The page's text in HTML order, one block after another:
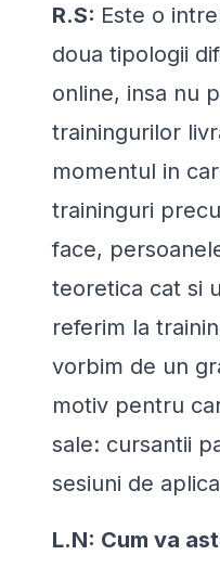
R.S: Este o
doua tipologii
online, insa nu
trainingurilor
momentul in
traininguri
face,
teoretica cat si
referim la
vorbim de un
motiv pentru
sale: cursantii
sesiuni de
L.N: Cum va